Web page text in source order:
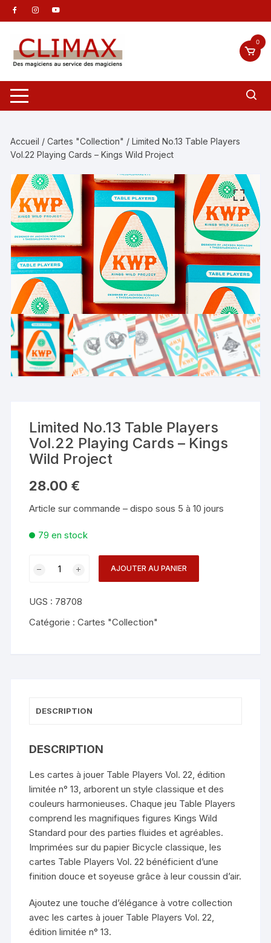
Aller
au
contenu
0
Accueil /Cartes "Collection" / Limited No.13 Table Players
Vol.22 Playing Cards – Kings Wild Project
Limited No.13 Table Players
Vol.22 Playing Cards – Kings
Wild Project
28.00 €
Article sur commande – dispo sous 5 à 10 jours
79 en stock
No.13
Table
Kings
AJOUTER AU PANIER
UGS : 78708
Catégorie :Cartes "Collection"
DESCRIPTION
DESCRIPTION
Les cartes à jouer Table Players Vol. 22, édition
limitée n° 13, arborent un style classique et des
couleurs harmonieuses. Chaque jeu Table Players
comprend les magnifiques figures Kings Wild
Standard pour des parties fluides et agréables.
Imprimées sur du papier Bicycle classique, les
cartes Table Players Vol. 22 bénéficient d’une
finition douce et soyeuse grâce à leur coussin d’air.
Ajoutez une touche d’élégance à votre collection
avec les cartes à jouer Table Players Vol. 22,
édition limitée n° 13.